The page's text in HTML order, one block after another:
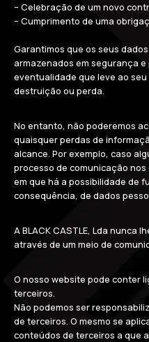
– Celebração de um novo
– Cumprimento de uma
Garantimos que os seus
armazenados em segurança
eventualidade que leve ao
destruição ou perda.
No entanto, não poderemos
quaisquer perdas de
alcance. Por exemplo, caso
processo de comunicação
em que há a possibilidade de
consequência, de dados
A BLACK CASTLE, Lda nunca
através de um meio de
O nosso website pode conter
terceiros.
Não podemos ser
de terceiros. O mesmo se
conteúdos de terceiros a que a